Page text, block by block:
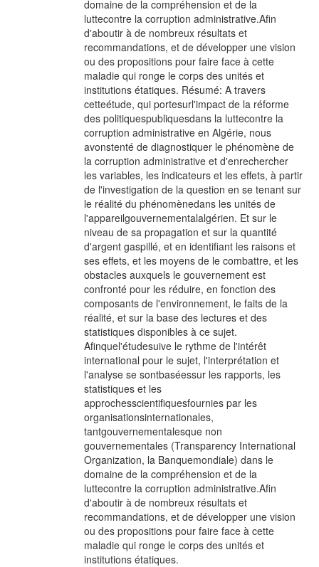
domaine de la compréhension et de la
luttecontre la corruption administrative.Afin
d'aboutir à de nombreux résultats et
recommandations, et de développer une vision
ou des propositions pour faire face à cette
maladie qui ronge le corps des unités et
institutions étatiques. Résumé: A travers
cetteétude, qui portesurl'impact de la réforme
des politiquespubliquesdans la luttecontre la
corruption administrative en Algérie, nous
avonstenté de diagnostiquer le phénomène de
la corruption administrative et d'enrechercher
les variables, les indicateurs et les effets, à partir
de l'investigation de la question en se tenant sur
le réalité du phénomènedans les unités de
l'appareilgouvernementalalgérien. Et sur le
niveau de sa propagation et sur la quantité
d'argent gaspillé, et en identifiant les raisons et
ses effets, et les moyens de le combattre, et les
obstacles auxquels le gouvernement est
confronté pour les réduire, en fonction des
composants de l'environnement, le faits de la
réalité, et sur la base des lectures et des
statistiques disponibles à ce sujet.
Afinquel'étudesuive le rythme de l'intérêt
international pour le sujet, l'interprétation et
l'analyse se sontbaséessur les rapports, les
statistiques et les
approchesscientifiquesfournies par les
organisationsinternationales,
tantgouvernementalesque non
gouvernementales (Transparency International
Organization, la Banquemondiale) dans le
domaine de la compréhension et de la
luttecontre la corruption administrative.Afin
d'aboutir à de nombreux résultats et
recommandations, et de développer une vision
ou des propositions pour faire face à cette
maladie qui ronge le corps des unités et
institutions étatiques.